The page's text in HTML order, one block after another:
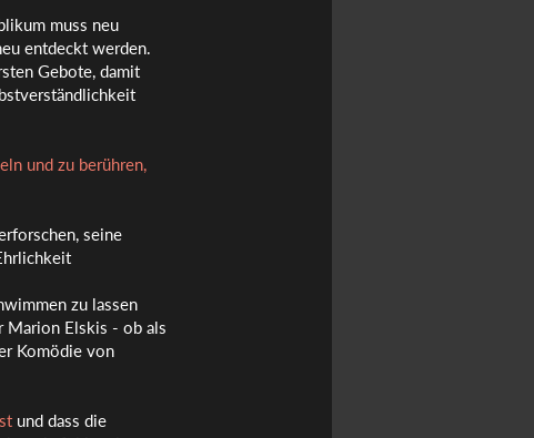
muss neu
entdeckt werden.
Gebote, damit
und zu berühren,
seine
zu lassen
Marion Elskis - ob als
Komödie von
und dass die